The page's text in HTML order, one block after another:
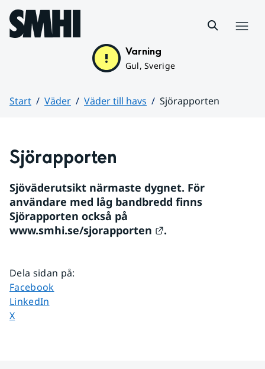
Hoppa till sidans innehåll
Varning
Gul, Sverige
Start Väder Väder till havs
Sjörapporten
Sjörapporten
Sjöväderutsikt närmaste dygnet. För
användare med låg bandbredd finns
www.smhi.se/sjorapporten
Länk till annan
.
Dela sidan på:
Dela sidan på
Facebook
Dela sidan på
LinkedIn
Dela sidan på
X